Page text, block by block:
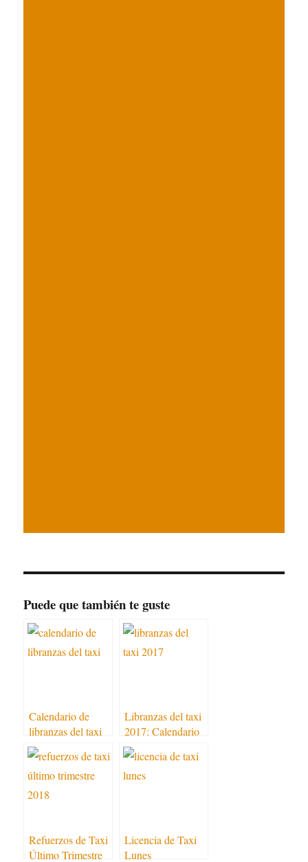
Puede que también te guste
Calendario de
libranzas del taxi
2016
Libranzas del taxi
2017: Calendario
Refuerzos de Taxi
Último Trimestre
Licencia de Taxi
Lunes